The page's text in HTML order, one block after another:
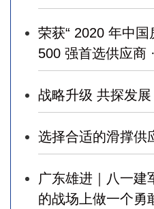
荣获“ 2020 年中
500 强首选供应商
战略升级 共探发展
选择合适的滑撑供
广东雄进｜八一建
的战场上做一个勇